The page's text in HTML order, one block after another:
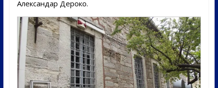
Александар Дероко.